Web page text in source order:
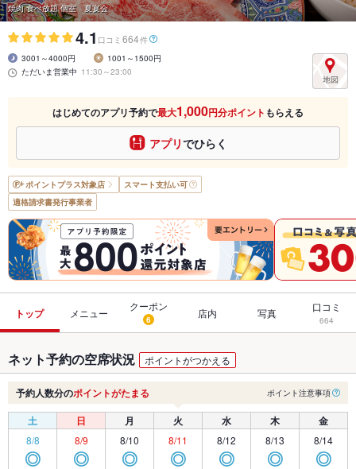
焼肉 食べ放題 個室 夏宴会
4.1 口コミ 664件
3001～4000円
1001～1500円
ただいま営業中 11:30～23:00
はじめてのアプリ予約で最大1,000円分ポイント もらえる
アプリでひらく
ポイントプラス対象店
スマート支払い可
適格請求書発行事業者
トップ メニュー
クーポン
6 店内 写真 口コミ
664
ネット予約の空席状況 ポイントがつかえる
予約人数分のポイントがたまる ポイント注意事項
土 日 月 火 水 木 金
8/8
◎
8/9
◎
8/10
◎
8/11
◎
8/12
◎
8/13
◎
8/14
◎